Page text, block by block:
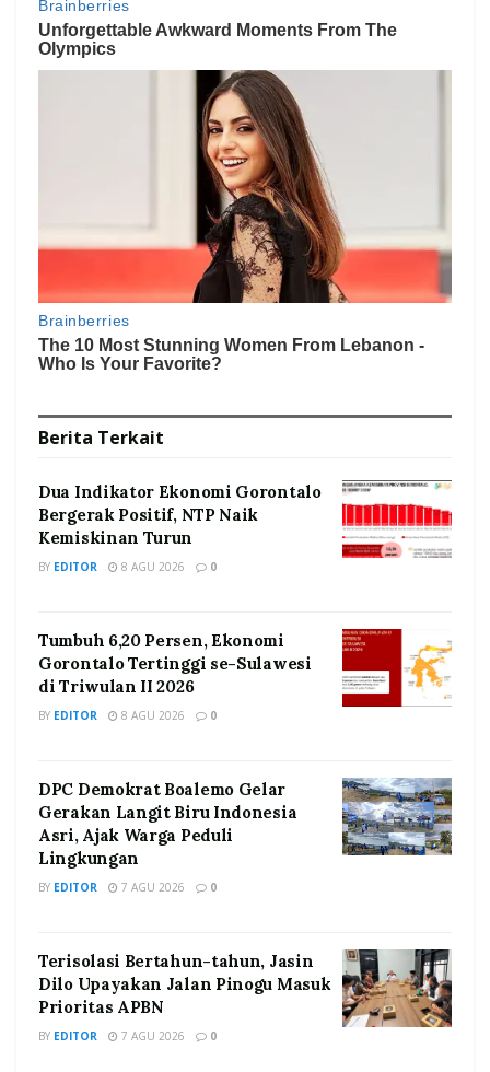
Berita Terkait
Dua Indikator Ekonomi Gorontalo
Bergerak Positif, NTP Naik
Kemiskinan Turun
BY EDITOR 8 AGU 2026 0
Tumbuh 6,20 Persen, Ekonomi
Gorontalo Tertinggi se-Sulawesi
di Triwulan II 2026
BY EDITOR 8 AGU 2026 0
DPC Demokrat Boalemo Gelar
Gerakan Langit Biru Indonesia
Asri, Ajak Warga Peduli
Lingkungan
BY EDITOR 7 AGU 2026 0
Terisolasi Bertahun-tahun, Jasin
Dilo Upayakan Jalan Pinogu Masuk
Prioritas APBN
BY EDITOR 7 AGU 2026 0